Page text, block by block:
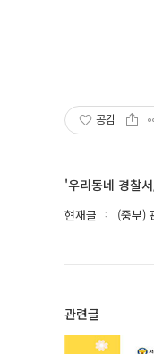
공감
'우리동네 경찰
현재글 (중부)
관련글